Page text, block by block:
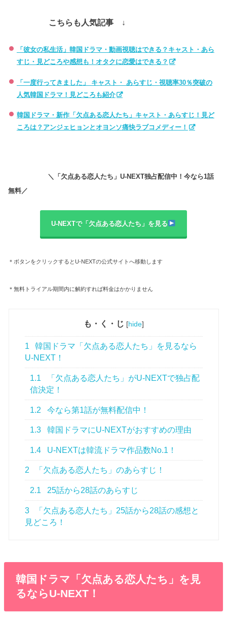
こちらも人気記事 ↓
「彼女の私生活」韓国ドラマ・動画視聴はできる？キャスト・あら
すじ・見どころや感想も！オタクに恋愛はできる？
「一度行ってきました」 キャスト・ あらすじ・視聴率30％突破の
人気韓国ドラマ！見どころも紹介
韓国ドラマ・新作「欠点ある恋人たち」キャスト・あらすじ！見ど
ころは？アンジェヒョンとオヨンソ痛快ラブコメディー！
＼「欠点ある恋人たち」U-NEXT独占配信中！今なら1話
無料／
U-NEXTで「欠点ある恋人たち」を見る
＊ボタンをクリックするとU-NEXTの公式サイトへ移動します
＊無料トライアル期間内に解約すれば料金はかかりません
も・く・じ [hide]
1
韓国ドラマ「欠点ある恋人たち」を見るなら
U-NEXT！
1.1
「欠点ある恋人たち」がU-NEXTで独占配
信決定！
1.2 今なら第1話が無料配信中！
1.3 韓国ドラマにU-NEXTがおすすめの理由
1.4 U-NEXTは韓流ドラマ作品数No.1！
2 「欠点ある恋人たち」のあらすじ！
2.1 25話から28話のあらすじ
3
「欠点ある恋人たち」25話から28話の感想と
見どころ！
韓国ドラマ「欠点ある恋人たち」を見
るならU-NEXT！